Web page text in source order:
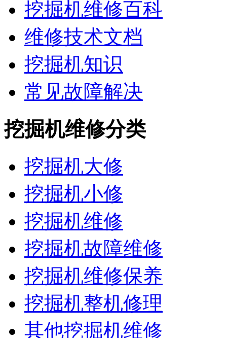
挖掘机维修百科
维修技术文档
挖掘机知识
常见故障解决
挖掘机维修分类
挖掘机大修
挖掘机小修
挖掘机维修
挖掘机故障维修
挖掘机维修保养
挖掘机整机修理
其他挖掘机维修